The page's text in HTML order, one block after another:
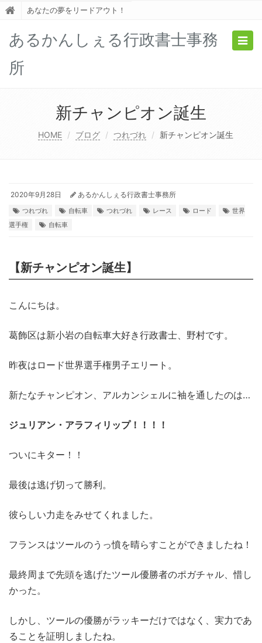
あなたの夢をリードアウト！
あるかんしぇる行政書士事務
所
新チャンピオン誕生
HOME ブログ つれづれ 新チャンピオン誕生
2020年9月28日 あるかんしぇる行政書士事務所
つれづれ 自転車 つれづれ レース ロード
世界
選手権
自転車
【新チャンピオン誕生】
こんにちは。
葛飾区は新小岩の自転車大好き行政書士、野村です。
昨夜はロード世界選手権男子エリート。
新たなチャンピオン、アルカンシェルに袖を通したのは…
ジュリアン・アラフィリップ！！！！
ついにキター！！
最後は逃げ切って勝利。
彼らしい力走をみせてくれました。
フランスはツールのうっ憤を晴らすことができましたね！
最終周まで先頭を逃げたツール優勝者のポガチャル、惜し
かった。
しかし、ツールの優勝がラッキーだけではなく、実力であ
ることを証明しましたね。